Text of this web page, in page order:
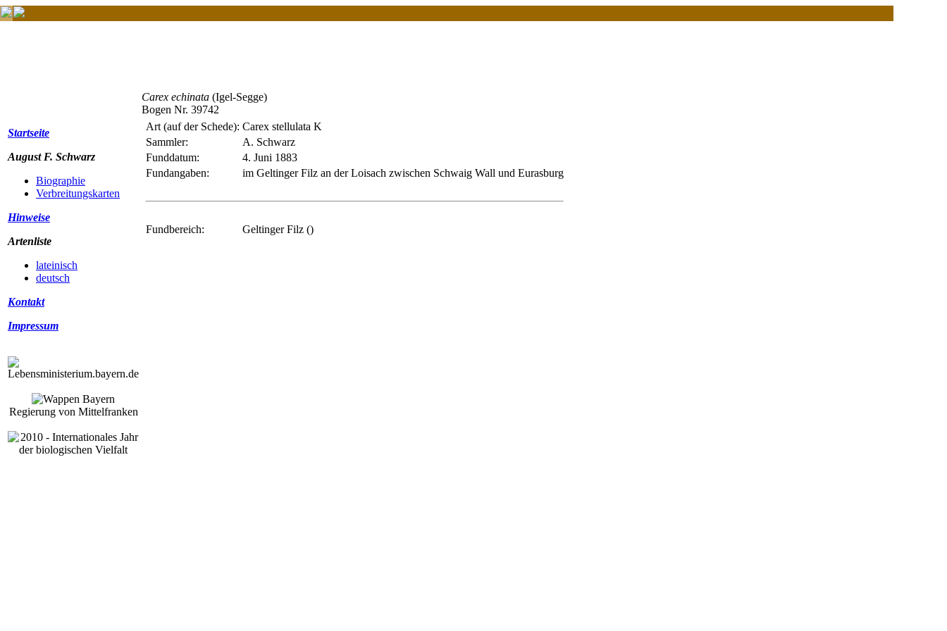
Startseite
August F. Schwarz
Biographie
Verbreitungskarten
Hinweise
Artenliste
lateinisch
deutsch
Kontakt
Impressum
Regierung von Mittelfranken
Carex echinata (Igel-Segge)
Bogen Nr. 39742
Art (auf der Schede): Carex stellulata K
Sammler:
A. Schwarz
Funddatum:
4. Juni 1883
Fundangaben:
im Geltinger Filz an der Loisach zwischen Schwaig Wall und Eurasburg
Fundbereich: Geltinger Filz ()